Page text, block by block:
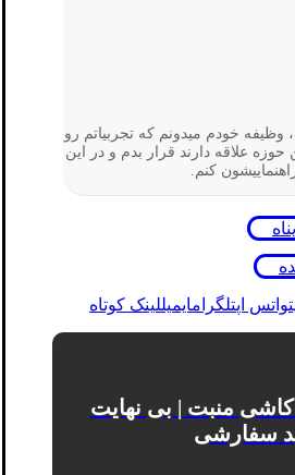
وظیفه خودم میدونم که تجربیاتم رو
حوزه علاقه دارند قرار بدم و در این
کنم.
واتس اپتلگرامایمیللینک کوتاه
منبت | بی نهایت
سفارشی